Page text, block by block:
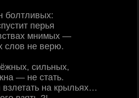
болтливых:
перья
мнимых —
слов не верю.
сильных,
— не стать.
на крыльях…